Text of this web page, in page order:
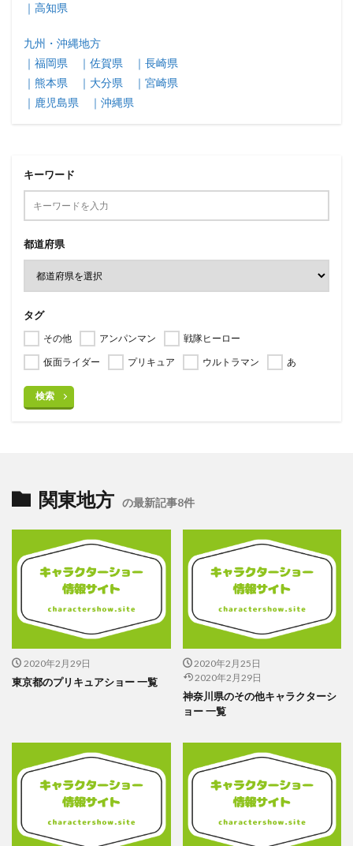
｜高知県
九州・沖縄地方
｜福岡県
｜佐賀県
｜長崎県
｜熊本県
｜大分県
｜宮崎県
｜鹿児島県
｜沖縄県
キーワード
都道府県
タグ
その他 アンパンマン
戦隊ヒーロー
仮面ライダー
プリキュア ウルトラマン あ
検索
関東地方 の最新記事8件
2020年2月29日
東京都のプリキュアショー 一覧
2020年2月25日
2020年2月29日
神奈川県のその他キャラクターシ
ョー 一覧